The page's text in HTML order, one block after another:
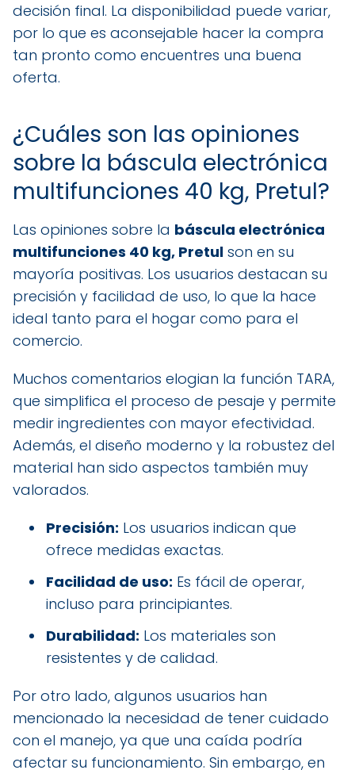
decisión final. La disponibilidad puede variar,
por lo que es aconsejable hacer la compra
tan pronto como encuentres una buena
oferta.
¿Cuáles son las opiniones
sobre la báscula electrónica
multifunciones 40 kg, Pretul?
Las opiniones sobre la báscula electrónica
multifunciones 40 kg, Pretul son en su
mayoría positivas. Los usuarios destacan su
precisión y facilidad de uso, lo que la hace
ideal tanto para el hogar como para el
comercio.
Muchos comentarios elogian la función TARA,
que simplifica el proceso de pesaje y permite
medir ingredientes con mayor efectividad.
Además, el diseño moderno y la robustez del
material han sido aspectos también muy
valorados.
Precisión: Los usuarios indican que
ofrece medidas exactas.
Facilidad de uso: Es fácil de operar,
incluso para principiantes.
Durabilidad: Los materiales son
resistentes y de calidad.
Por otro lado, algunos usuarios han
mencionado la necesidad de tener cuidado
con el manejo, ya que una caída podría
afectar su funcionamiento. Sin embargo, en